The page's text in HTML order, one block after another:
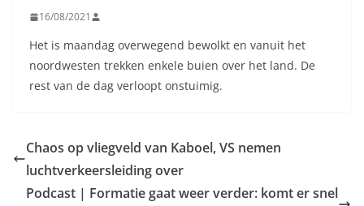
16/08/2021
Het is maandag overwegend bewolkt en vanuit het
noordwesten trekken enkele buien over het land. De
rest van de dag verloopt onstuimig.
Chaos op vliegveld van Kaboel, VS nemen
luchtverkeersleiding over
Podcast | Formatie gaat weer verder: komt er snel